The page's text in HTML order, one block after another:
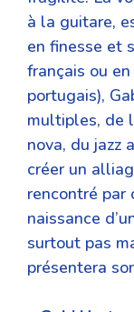
à la guitare,
en finesse et
français ou
portugais),
multiples, de
nova, du jazz
créer un
rencontré
naissance
surtout pas
présentera